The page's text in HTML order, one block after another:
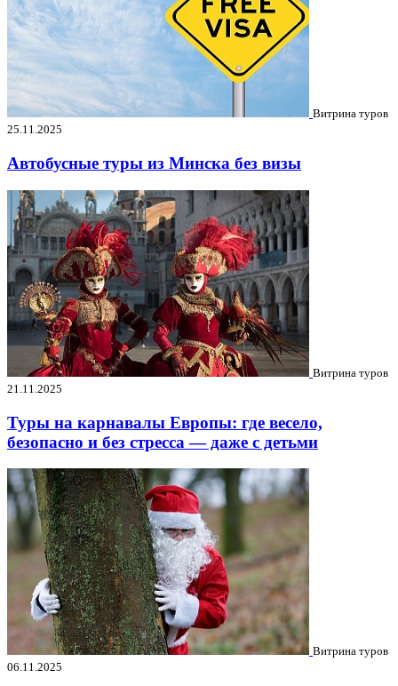
Витрина туров
25.11.2025
Автобусные туры из Минска без визы
Витрина туров
21.11.2025
Туры на карнавалы Европы: где весело,
безопасно и без стресса — даже с детьми
Витрина туров
06.11.2025